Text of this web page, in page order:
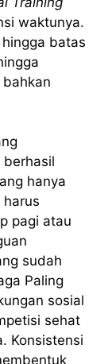
waktunya.
batas
berhasil
hanya
pagi atau
sudah
Paling
sosial
sehat
Konsistensi